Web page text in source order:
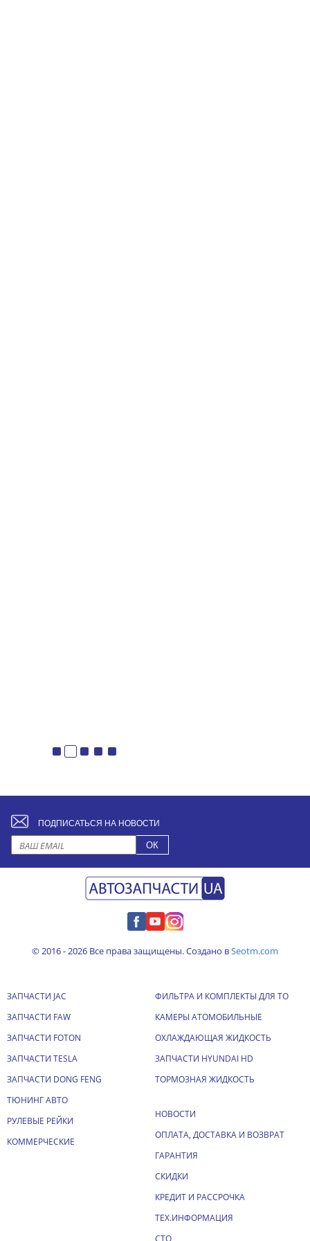
ПОДПИСАТЬСЯ НА НОВОСТИ
© 2016 - 2026 Все права защищены. Создано вSeotm.com
ЗАПЧАСТИ JAC
ЗАПЧАСТИ FAW
ЗАПЧАСТИ FOTON
ЗАПЧАСТИ TESLA
ЗАПЧАСТИ DONG FENG
ТЮНИНГ АВТО
РУЛЕВЫЕ РЕЙКИ
КОММЕРЧЕСКИЕ
ФИЛЬТРА И КОМПЛЕКТЫ ДЛЯ ТО
КАМЕРЫ АТОМОБИЛЬНЫЕ
ОХЛАЖДАЮЩАЯ ЖИДКОСТЬ
ЗАПЧАСТИ HYUNDAI HD
ТОРМОЗНАЯ ЖИДКОСТЬ
НОВОСТИ
ОПЛАТА, ДОСТАВКА И ВОЗВРАТ
ГАРАНТИЯ
СКИДКИ
КРЕДИТ И РАССРОЧКА
ТЕХ.ИНФОРМАЦИЯ
СТО